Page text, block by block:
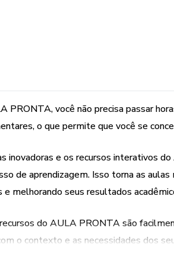
PRONTA, você não precisa passar
o que permite que você se
inovadoras e os recursos interativos
de aprendizagem. Isso torna as
melhorando seus resultados
do AULA PRONTA são
o contexto e as necessidades dos